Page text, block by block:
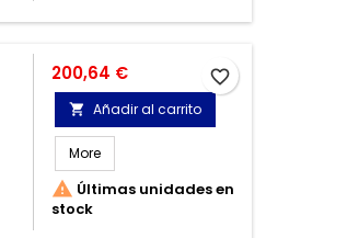
Precio
200,64 €
 Añadir al carrito
More
 Últimas unidades en
stock
favorite_border